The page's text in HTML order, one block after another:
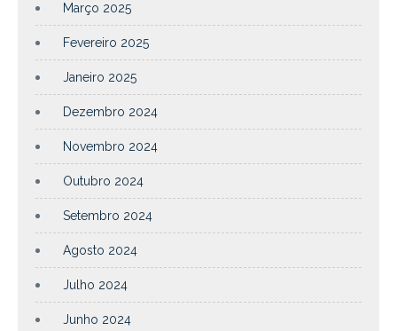
Março 2025
Fevereiro 2025
Janeiro 2025
Dezembro 2024
Novembro 2024
Outubro 2024
Setembro 2024
Agosto 2024
Julho 2024
Junho 2024